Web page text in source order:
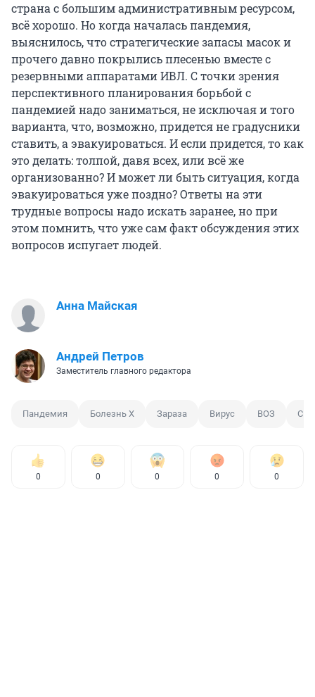
страна с большим административным ресурсом,
всё хорошо. Но когда началась пандемия,
выяснилось, что стратегические запасы масок и
прочего давно покрылись плесенью вместе с
резервными аппаратами ИВЛ. С точки зрения
перспективного планирования борьбой с
пандемией надо заниматься, не исключая и того
варианта, что, возможно, придется не градусники
ставить, а эвакуироваться. И если придется, то как
это делать: толпой, давя всех, или всё же
организованно? И может ли быть ситуация, когда
эвакуироваться уже поздно? Ответы на эти
трудные вопросы надо искать заранее, но при
этом помнить, что уже сам факт обсуждения этих
вопросов испугает людей.
Анна Майская
Андрей Петров
Заместитель главного редактора
Пандемия Болезнь X Зараза Вирус ВОЗ
0 0 0 0 0